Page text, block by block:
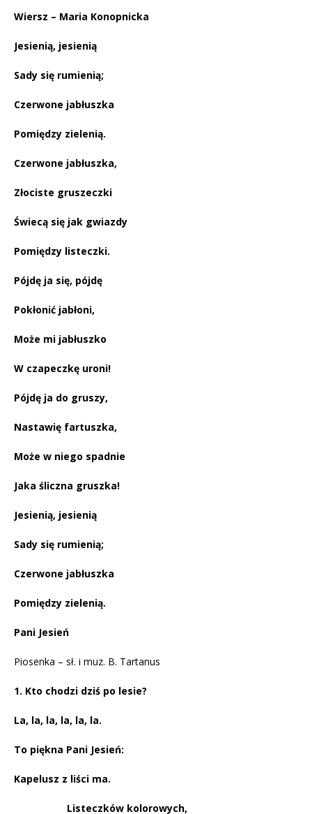
Wiersz – Maria Konopnicka
Je­sie­nią, je­sie­nią
Sady się ru­mie­nią;
Czer­wo­ne ja­błusz­ka
Po­mię­dzy zie­le­nią.
Czer­wo­ne ja­błusz­ka,
Zło­ci­ste gru­szecz­ki
Świe­cą się jak gwiaz­dy
Po­mię­dzy li­stecz­ki.
Pój­dę ja się, pój­dę
Po­kło­nić ja­bło­ni,
Może mi ja­błusz­ko
W cza­pecz­kę uro­ni!
Pój­dę ja do gru­szy,
Na­sta­wię far­tusz­ka,
Może w nie­go spad­nie
Jaka ślicz­na grusz­ka!
Je­sie­nią, je­sie­nią
Sady się ru­mie­nią;
Czer­wo­ne ja­błusz­ka
Po­mię­dzy zie­le­nią.
Pani Jesień
Piosenka – sł. i muz. B. Tartanus
1. Kto chodzi dziś po lesie?
La, la, la, la, la, la.
To piękna Pani Jesień:
Kapelusz z liści ma.
Listeczków kolorowych,